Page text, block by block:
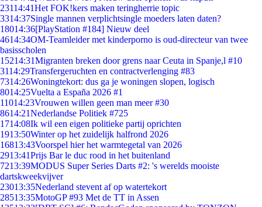
23114:41Het FOK!kers maken teringherrie topic
3314:37Single mannen verplichtsingle moeders laten daten?
18014:36[PlayStation #184] Nieuw deel
4614:34OM-Teamleider met kinderporno is oud-directeur van twee
basisscholen
15214:31Migranten breken door grens naar Ceuta in Spanje,l #10
3114:29Transfergeruchten en contractverlenging #83
7314:26Woningtekort: dus ga je woningen slopen, logisch
8014:25Vuelta a España 2026 #1
11014:23Vrouwen willen geen man meer #30
8614:21Nederlandse Politiek #725
1714:08Ik wil een eigen politieke partij oprichten
1913:50Winter op het zuidelijk halfrond 2026
16813:43Voorspel hier het warmtegetal van 2026
2913:41Prijs Bar le duc rood in het buitenland
7213:39MODUS Super Series Darts #2: 's werelds mooiste
dartskweekvijver
23013:35Nederland stevent af op watertekort
28513:35MotoGP #93 Met de TT in Assen